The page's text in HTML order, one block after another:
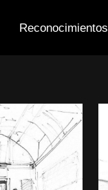
Reconocimientos